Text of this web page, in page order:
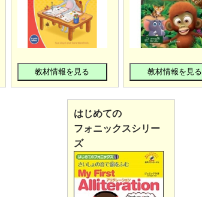
教材情報を見る 教材情報を見る
はじめての
フォニックスシリー
ズ